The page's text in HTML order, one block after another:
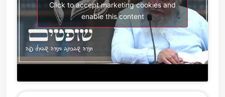
Click to accept marketing cookies and
enable this content